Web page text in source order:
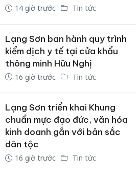
14 giờ trước Tin tức
Lạng Sơn ban hành quy trình
kiểm dịch y tế tại cửa khẩu
thông minh Hữu Nghị
16 giờ trước Tin tức
Lạng Sơn triển khai Khung
chuẩn mực đạo đức, văn hóa
kinh doanh gắn với bản sắc
dân tộc
16 giờ trước Tin tức